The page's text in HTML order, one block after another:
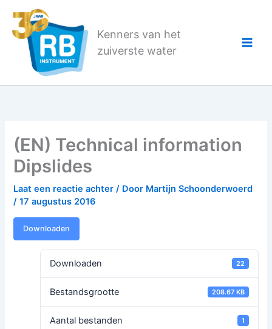
naar
Kenners van het
zuiverste water
(EN) Technical information
Dipslides
Laat een reactie achter / Door Martijn Schoonderwoerd
/17 augustus 2016
Downloaden
Downloaden 22
Bestandsgrootte 208.67 KB
Aantal bestanden 1